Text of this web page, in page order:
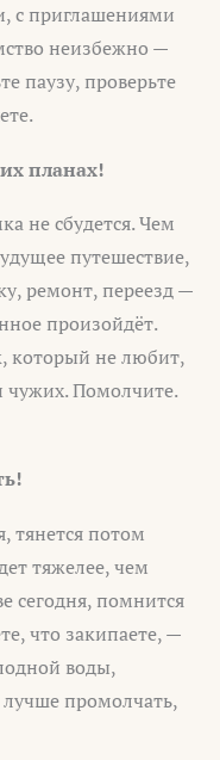
с приглашениями
неизбежно —
паузу, проверьте
планах!
не сбудется. Чем
путешествие,
ремонт, переезд —
произойдёт.
который не любит,
чужих. Помолчите.
тянется потом
тяжелее, чем
сегодня, помнится
что закипаете, —
воды,
промолчать,